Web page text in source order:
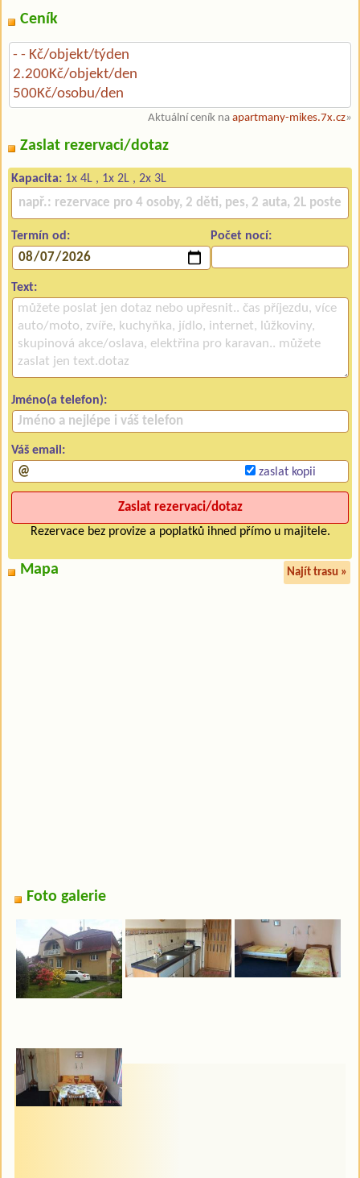
Ceník
- - Kč/objekt/týden
2.200Kč/objekt/den
500Kč/osobu/den
Aktuální ceník na apartmany-mikes.7x.cz»
Zaslat rezervaci/dotaz
Kapacita: 1x 4L , 1x 2L , 2x 3L
Termín od: Počet nocí:
Text:
Jméno(a telefon):
Váš email:
zaslat kopii
Rezervace bez provize a poplatků ihned přímo u majitele.
Mapa Najít trasu »
Foto galerie